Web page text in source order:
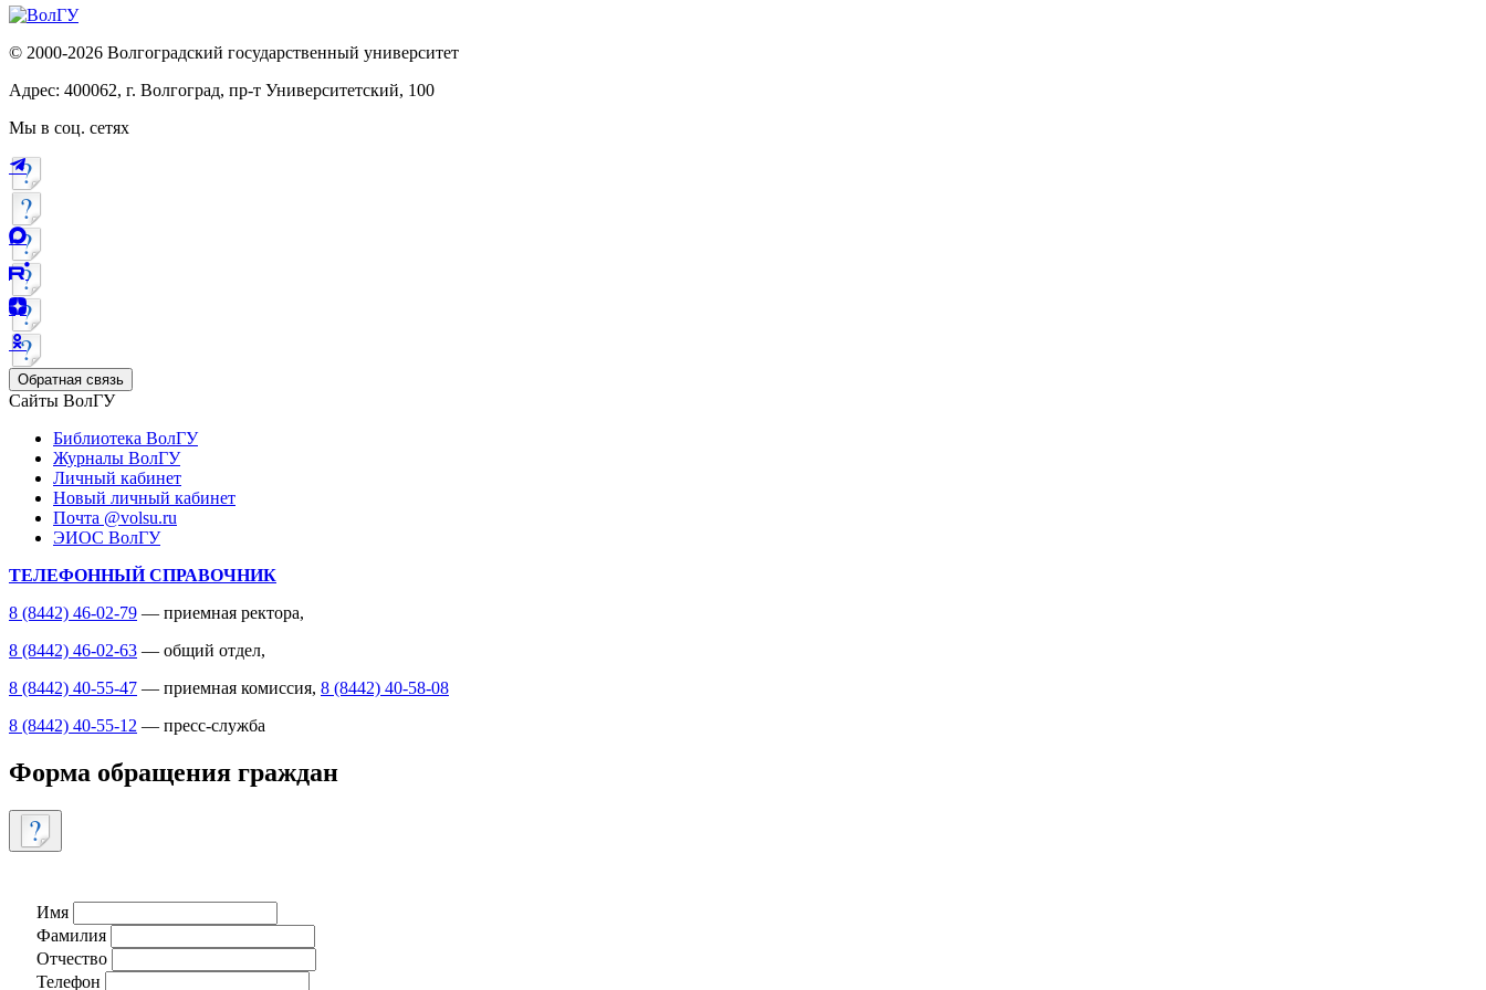
© 2000-2026 Волгоградский государственный университет
Адрес: 400062, г. Волгоград, пр-т Университетский, 100
Мы в соц. сетях
Обратная связь
Сайты ВолГУ
Библиотека ВолГУ
Журналы ВолГУ
Личный кабинет
Новый личный кабинет
Почта @volsu.ru
ЭИОС ВолГУ
ТЕЛЕФОННЫЙ СПРАВОЧНИК
8 (8442) 46-02-79 — приемная ректора,
8 (8442) 46-02-63 — общий отдел,
8 (8442) 40-55-47 — приемная комиссия, 8 (8442) 40-58-08
8 (8442) 40-55-12 — пресс-служба
Форма обращения граждан
Имя
Фамилия
Отчество
Телефон